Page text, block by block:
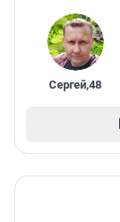
Сергей,48